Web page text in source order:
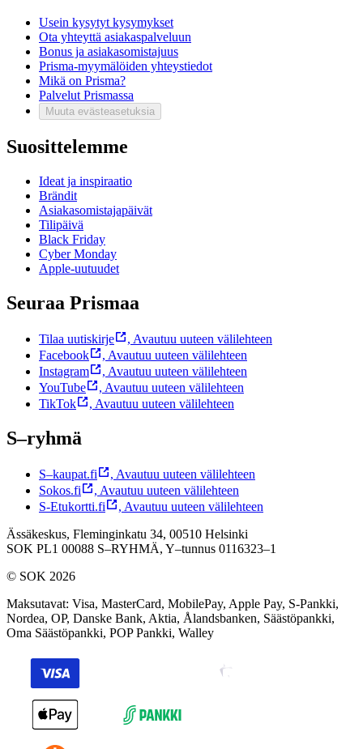
Usein kysytyt kysymykset
Ota yhteyttä asiakaspalveluun
Bonus ja asiakasomistajuus
Prisma-myymälöiden yhteystiedot
Mikä on Prisma?
Palvelut Prismassa
Muuta evästeasetuksia
Suosittelemme
Ideat ja inspiraatio
Brändit
Asiakasomistajapäivät
Tilipäivä
Black Friday
Cyber Monday
Apple-uutuudet
Seuraa Prismaa
Tilaa uutiskirje , Avautuu uuteen välilehteen
Facebook
, Avautuu uuteen välilehteen
Instagram
, Avautuu uuteen välilehteen
YouTube
, Avautuu uuteen välilehteen
TikTok
, Avautuu uuteen välilehteen
S–ryhmä
S–kaupat.fi , Avautuu uuteen välilehteen
Sokos.fi
, Avautuu uuteen välilehteen
S-Etukortti.fi
, Avautuu uuteen välilehteen
Ässäkeskus, Fleminginkatu 34, 00510 Helsinki
SOK PL1 00088 S–RYHMÄ, Y–tunnus 0116323–1
© SOK 2026
Maksutavat: Visa, MasterCard, MobilePay, Apple Pay, S-Pankki,
Nordea, OP, Danske Bank, Aktia, Ålandsbanken, Säästöpankki,
Oma Säästöpankki, POP Pankki, Walley